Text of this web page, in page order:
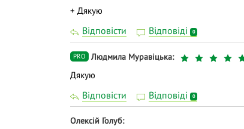
+ Дякую
Відповісти Відповіді 0
PRO Людмила Муравіцька
Дякую
Відповісти Відповіді 0
Олексій Голуб